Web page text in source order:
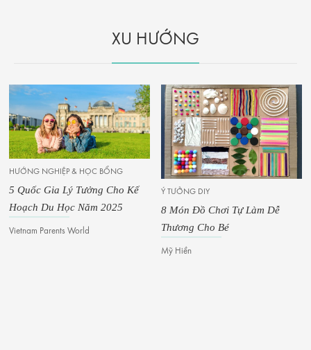
XU HƯỚNG
NGHIỆP & HỌC BỔNG
Gia Lý Tưởng Cho Kế
Du Học Năm 2025
Parents World
Ý TƯỞNG DIY
8 Món Đồ Chơi Tự Làm Dễ
Thương Cho Bé
Mỹ Hiền